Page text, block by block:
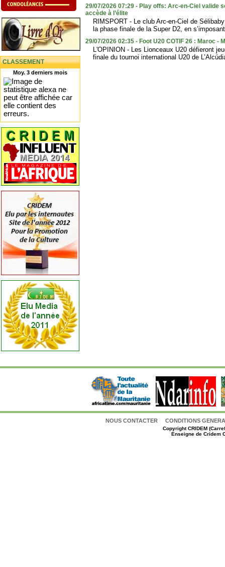
CLASSEMENT
Moy. 3 derniers mois
29/07/2026 07:29 - Play offs: Arc-en-Ciel valide
accède à l’élite
RIMSPORT - Le club Arc-en-Ciel de
la phase finale de la Super D2, en
29/07/2026 02:35 - Foot U20 COTIF 26 : Maroc -
L'OPINION - Les Lionceaux U20 défieront
finale du tournoi international U20 de
NOUS CONTACTER CONDITIONS
CopyrightCRIDEM
Enseigne de Cridem